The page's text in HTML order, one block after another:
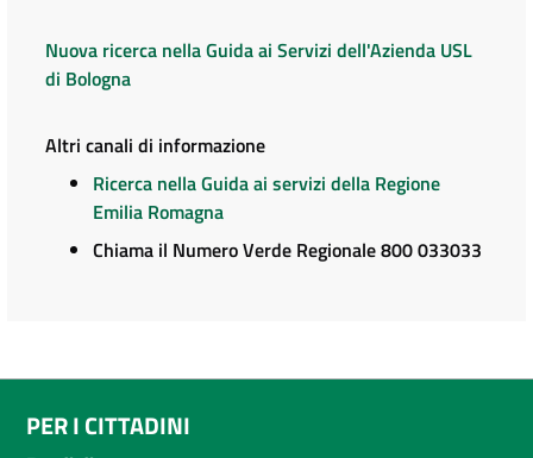
Nuova ricerca nella Guida ai Servizi dell'Azienda USL
di Bologna
Altri canali di informazione
Ricerca nella Guida ai servizi della Regione
Emilia Romagna
Chiama il Numero Verde Regionale 800 033033
PER I CITTADINI